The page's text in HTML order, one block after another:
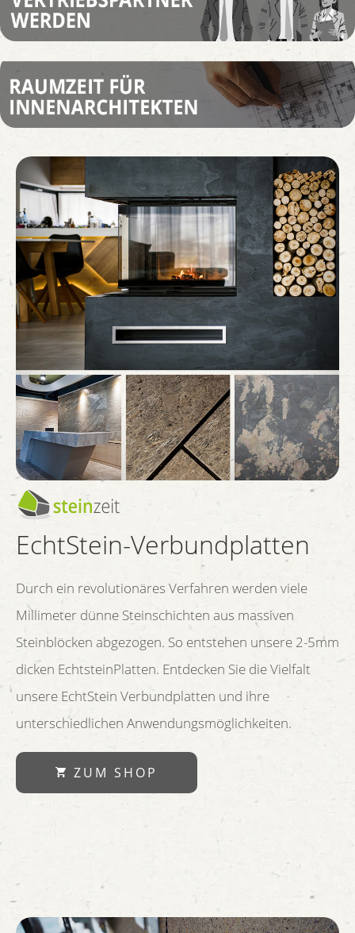
EchtStein-Verbundplatten
Durch ein revolutionäres Verfahren werden viele
Millimeter dünne Steinschichten aus massiven
Steinblöcken abgezogen. So entstehen unsere 2-5mm
dicken EchtsteinPlatten. Entdecken Sie die Vielfalt
unsere EchtStein Verbundplatten und ihre
unterschiedlichen Anwendungsmöglichkeiten.
ZUM SHOP